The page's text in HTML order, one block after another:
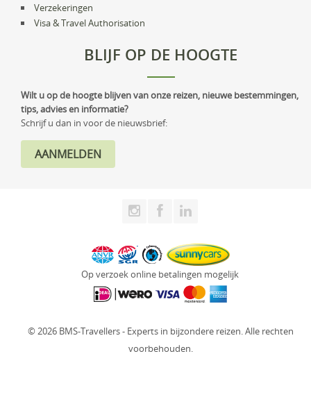
Verzekeringen
Visa & Travel Authorisation
BLIJF OP DE HOOGTE
Wilt u op de hoogte blijven van onze reizen, nieuwe bestemmingen,
tips, advies en informatie?
Schrijf u dan in voor de nieuwsbrief:
Op verzoek online betalingen mogelijk
© 2026 BMS-Travellers - Experts in bijzondere reizen. Alle rechten
voorbehouden.